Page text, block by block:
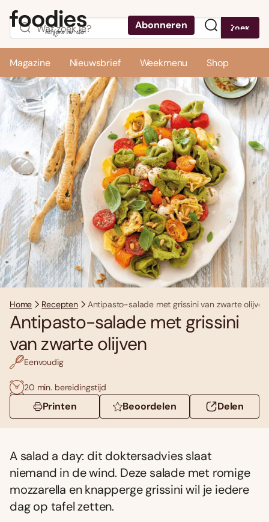
Abonneren Zoek
Magazine Nieuwsbrief Weekmenu Shop
Home Recepten Antipasto-salade met grissini van zwarte olijven
Antipasto-salade met grissini
van zwarte olijven
Eenvoudig
20 min. bereidingstijd
Printen Beoordelen Delen
A salad a day: dit doktersadvies slaat
niemand in de wind. Deze salade met romige
mozzarella en knapperge grissini wil je iedere
dag op tafel zetten.